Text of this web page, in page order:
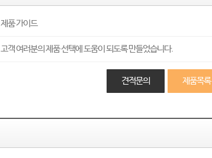
제품 가이드
고객 여러분의 제품 선택에 도움이 되도록 만들었습니다.
견적문의 제품목록